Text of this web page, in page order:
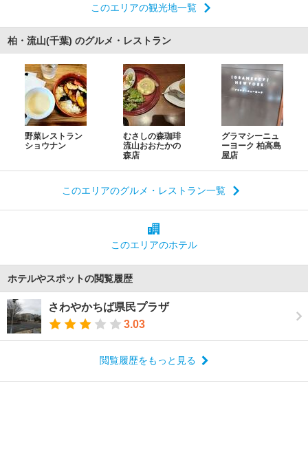
このエリアの観光地一覧
柏・流山(千葉) のグルメ・レストラン
野菜レストラン
ショウナン
むさしの森珈琲
流山おおたかの
森店
グラマシーニュ
ーヨーク 柏高島
屋店
このエリアのグルメ・レストラン一覧
このエリアのホテル
ホテルやスポットの閲覧履歴
さわやかちば県民プラザ
3.03
閲覧履歴をもっと見る